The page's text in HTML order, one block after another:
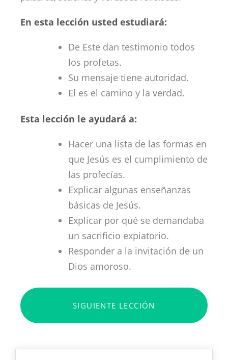
En esta lección usted estudiará:
De Este dan testimonio todos
los profetas.
Su mensaje tiene autoridad.
El es el camino y la verdad.
Esta lección le ayudará a:
Hacer una lista de las formas en
que Jesús es el cumplimiento de
las profecías.
Explicar algunas enseñanzas
básicas de Jesús.
Explicar por qué se demandaba
un sacrificio expiatorio.
Responder a la invitación de un
Dios amoroso.
SIGUIENTE LECCIÓN